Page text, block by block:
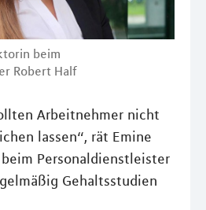
beim
Robert Half
Arbeitnehmer nicht
lassen“, rät Emine
Personaldienstleister
Gehaltsstudien